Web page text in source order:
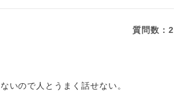
質問数：2
いので人とうまく話せない。